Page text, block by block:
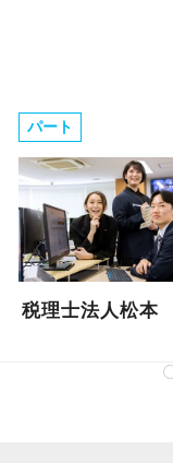
パート
税理士法人松本